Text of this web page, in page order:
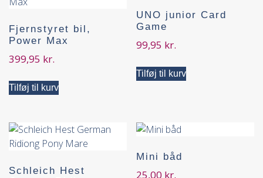
Fjernstyret bil,
Power Max
399,95 kr.
Tilføj til kurv
UNO junior Card
Game
99,95 kr.
Tilføj til kurv
Schleich Hest
Mini båd
25,00 kr.